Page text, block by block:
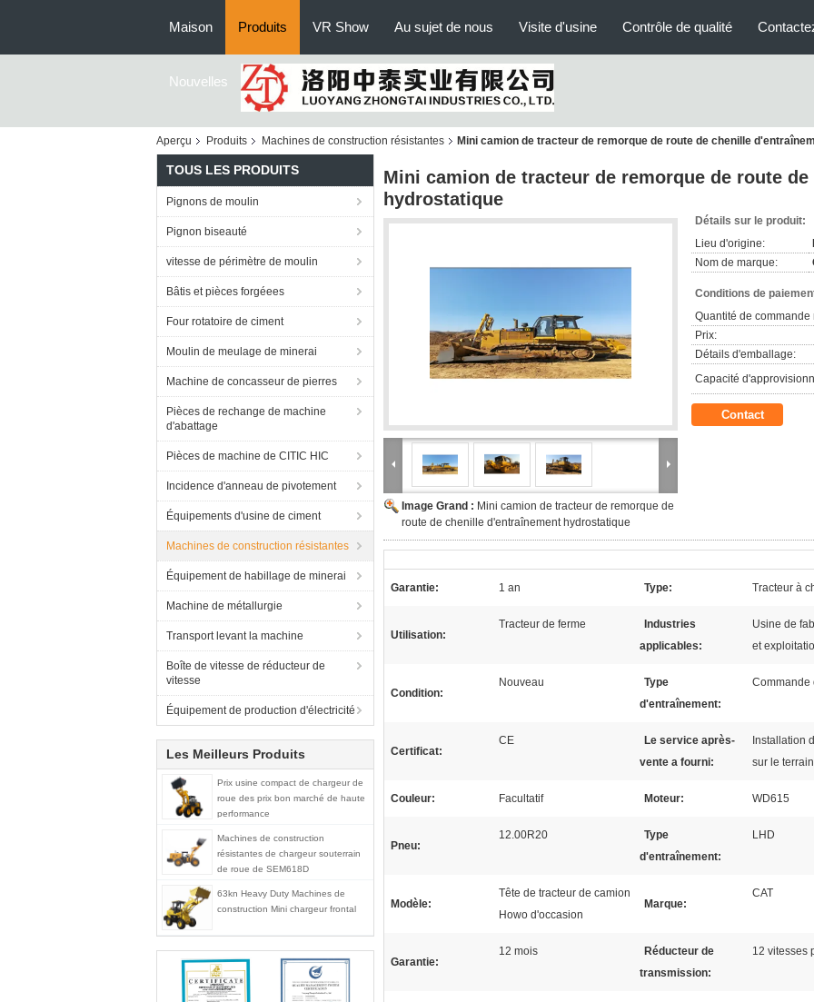
Maison Produits VR Show Au sujet de nous Visite d'usine Contrôle de qualité
Nouvelles
Aperçu Produits Machines de construction résistantes Mini camion de tracteur de remorque de route de chenille
TOUS LES PRODUITS
Pignons de moulin
Pignon biseauté
vitesse de périmètre de moulin
Bâtis et pièces forgéees
Four rotatoire de ciment
Moulin de meulage de minerai
Machine de concasseur de pierres
Pièces de rechange de machine
d'abattage
Pièces de machine de CITIC HIC
Incidence d'anneau de pivotement
Équipements d'usine de ciment
Machines de construction résistantes
Équipement de habillage de minerai
Machine de métallurgie
Transport levant la machine
Boîte de vitesse de réducteur de
vitesse
Équipement de production d'électricité
Les Meilleurs Produits
Prix usine compact de chargeur de
roue des prix bon marché de haute
performance
Machines de construction
résistantes de chargeur souterrain
de roue de SEM618D
63kn Heavy Duty Machines de
construction Mini chargeur frontal
Mini camion de tracteur de remorque de route
hydrostatique
Image Grand : Mini camion de tracteur de remorque de
route de chenille d'entraînement hydrostatique
Détails sur le produit:
Lieu d'origine:
Nom de marque:
Conditions de
Quantité de commande
Prix:
Détails d'emballage:
Capacité
Contact
Garantie: 1 an Type: Tracteur à
Utilisation:
Tracteur de ferme
Industries
applicables:
Usine de
et
Condition:
Nouveau
Type
d'entraînement:
Commande
Certificat:
CE
Le service après-
vente a fourni:
Installation
sur le
Couleur: Facultatif Moteur: WD615
Pneu:
12.00R20
Type
d'entraînement:
LHD
Modèle:
Tête de tracteur de camion
Howo d'occasion
Marque:
CAT
Garantie:
12 mois
Réducteur de
transmission:
12 vitesses